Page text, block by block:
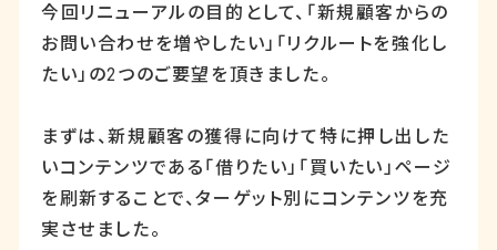
今回リニューアルの目的として、「新規顧客からの
お問い合わせを増やしたい」「リクルートを強化し
たい」の2 つのご要望を頂きました。
まずは、新規顧客の獲得に向けて特に押し出した
いコンテンツである「借りたい」「買いたい」ページ
を刷新することで、ターゲット別にコンテンツを充
実させました。